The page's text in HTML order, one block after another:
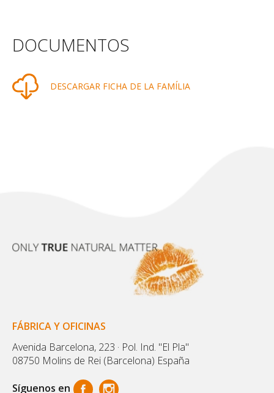
DOCUMENTOS
DESCARGAR FICHA DE LA FAMÍLIA
FÁBRICA Y OFICINAS
Avenida Barcelona, 223 · Pol. Ind. "El Pla"
08750 Molins de Rei (Barcelona) España
Síguenos en